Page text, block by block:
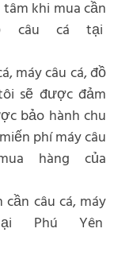
khi mua cần
câu cá tại
máy câu cá, đồ
sẽ được đảm
bảo hành chu
phí máy câu
hàng của
câu cá, máy
Phú Yên